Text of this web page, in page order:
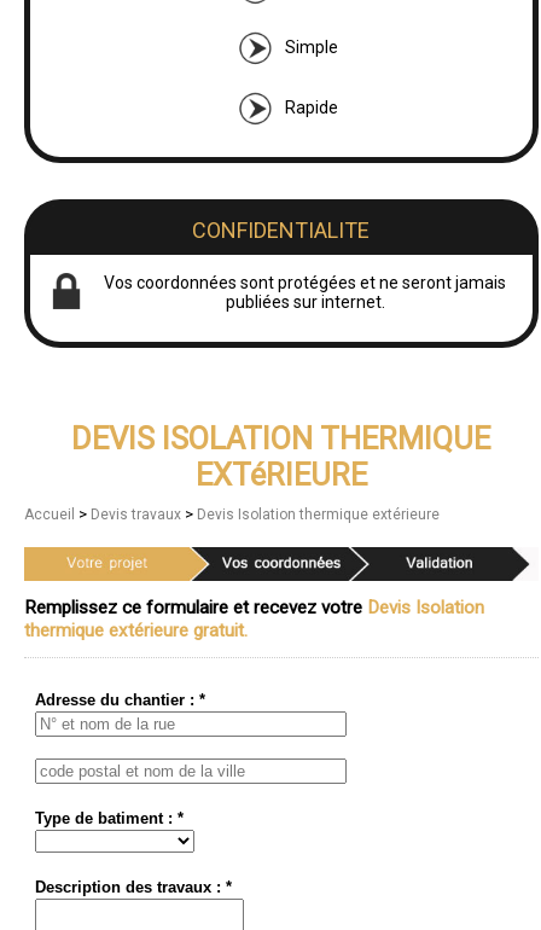
Simple
Rapide
CONFIDENTIALITE
Vos coordonnées sont protégées et ne seront jamais
publiées sur internet.
DEVIS ISOLATION THERMIQUE
EXTéRIEURE
Accueil > Devis travaux > Devis Isolation thermique extérieure
Remplissez ce formulaire et recevez votre Devis Isolation
thermique extérieure gratuit.
Adresse du chantier : *
Type de batiment : *
Description des travaux : *